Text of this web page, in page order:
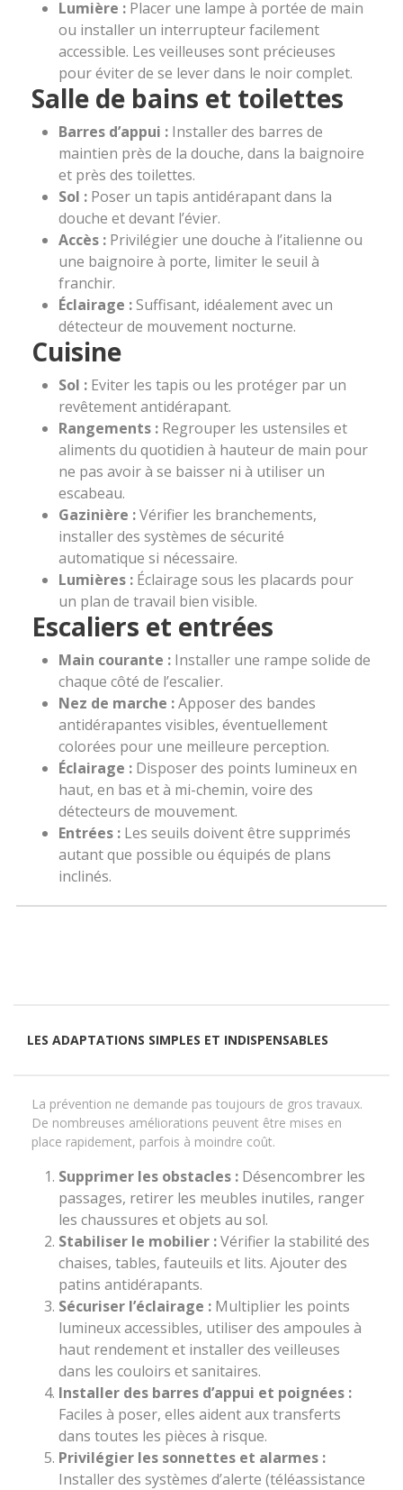
Lumière : Placer une lampe à portée de main
ou installer un interrupteur facilement
accessible. Les veilleuses sont précieuses
pour éviter de se lever dans le noir complet.
Salle de bains et toilettes
Barres d’appui : Installer des barres de
maintien près de la douche, dans la baignoire
et près des toilettes.
Sol : Poser un tapis antidérapant dans la
douche et devant l’évier.
Accès : Privilégier une douche à l’italienne ou
une baignoire à porte, limiter le seuil à
franchir.
Éclairage :Suffisant, idéalement avec un
détecteur de mouvement nocturne.
Cuisine
Sol : Eviter les tapis ou les protéger par un
revêtement antidérapant.
Rangements : Regrouper les ustensiles et
aliments du quotidien à hauteur de main pour
ne pas avoir à se baisser ni à utiliser un
escabeau.
Gazinière :Vérifier les branchements,
installer des systèmes de sécurité
automatique si nécessaire.
Lumières : Éclairage sous les placards pour
un plan de travail bien visible.
Escaliers et entrées
Main courante : Installer une rampe solide de
chaque côté de l’escalier.
Nez de marche :Apposer des bandes
antidérapantes visibles, éventuellement
colorées pour une meilleure perception.
Éclairage : Disposer des points lumineux en
haut, en bas et à mi-chemin, voire des
détecteurs de mouvement.
Entrées : Les seuils doivent être supprimés
autant que possible ou équipés de plans
inclinés.
LES ADAPTATIONS SIMPLES ET INDISPENSABLES
La prévention ne demande pas toujours de gros travaux.
De nombreuses améliorations peuvent être mises en
place rapidement, parfois à moindre coût.
Supprimer les obstacles : Désencombrer les
passages, retirer les meubles inutiles, ranger
les chaussures et objets au sol.
Stabiliser le mobilier :Vérifier la stabilité des
chaises, tables, fauteuils et lits. Ajouter des
patins antidérapants.
Sécuriser l’éclairage : Multiplier les points
lumineux accessibles, utiliser des ampoules à
haut rendement et installer des veilleuses
dans les couloirs et sanitaires.
Installer des barres d’appui et poignées :
Faciles à poser, elles aident aux transferts
dans toutes les pièces à risque.
Privilégier les sonnettes et alarmes :
Installer des systèmes d’alerte (téléassistance